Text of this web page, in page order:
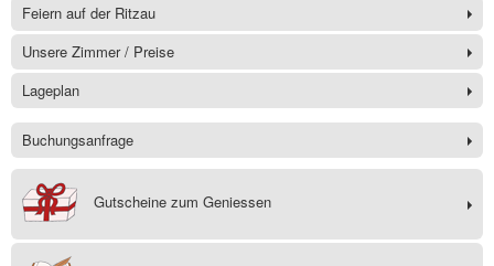
Feiern auf der Ritzau
Unsere Zimmer / Preise
Lageplan
Buchungsanfrage
Gutscheine zum Geniessen